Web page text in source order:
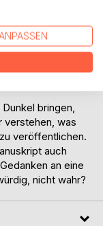
als auch alle
wenn es an der
könnten
bringen,
verstehen, was
veröffentlichen.
auch
an eine
nicht wahr?